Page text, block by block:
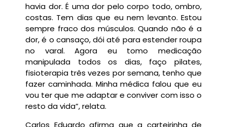
havia dor. É uma dor pelo corpo todo, ombro,
costas. Tem dias que eu nem levanto. Estou
sempre fraco dos músculos. Quando não é a
dor, é o cansaço, dói até para estender roupa
no varal. Agora eu tomo medicação
manipulada todos os dias, faço pilates,
fisioterapia três vezes por semana, tenho que
fazer caminhada. Minha médica falou que eu
vou ter que me adaptar e conviver com isso o
resto da vida”, relata.
Carlos Eduardo afirma que a carteirinha de